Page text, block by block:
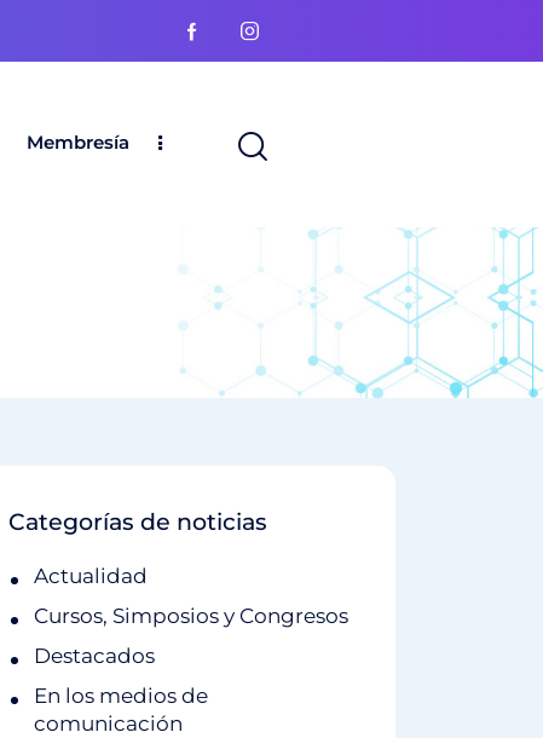
Membresía
Categorías de noticias
Actualidad
Cursos, Simposios y Congresos
Destacados
En los medios de
comunicación